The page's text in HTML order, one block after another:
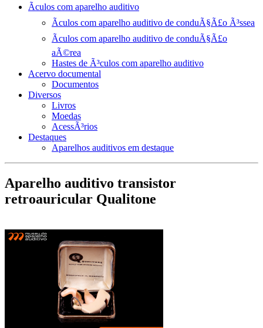
Ãculos com aparelho auditivo
Ãculos com aparelho auditivo de conduÃ§Ã£o Ã³ssea
Ãculos com aparelho auditivo de conduÃ§Ã£o
aÃ©rea
Hastes de Ã³culos com aparelho auditivo
Acervo documental
Documentos
Diversos
Livros
Moedas
AcessÃ³rios
Destaques
Aparelhos auditivos em destaque
Aparelho auditivo transistor
retroauricular Qualitone